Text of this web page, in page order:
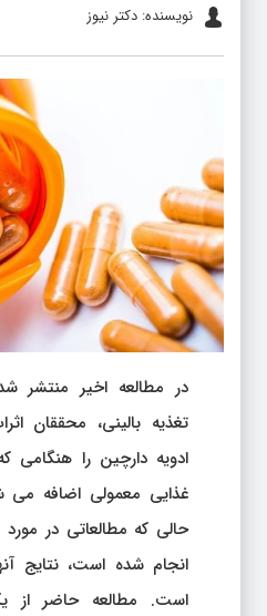
نویسنده: دکتر نیوز
در مطالعه اخیر منتشر
تغذیه بالینی، محققان
ادویه دارچین را هنگامی
غذایی معمولی اضافه می
حالی که مطالعاتی در
انجام شده است، نتایج
است. مطالعه حاضر از